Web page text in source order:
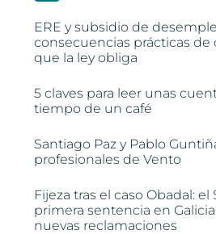
ERE y subsidio de
consecuencias prácticas de
que la ley obliga
5 claves para leer unas
tiempo de un café
Santiago Paz y Pablo
profesionales de Vento
Fijeza tras el caso Obadal:
primera sentencia en
nuevas reclamaciones